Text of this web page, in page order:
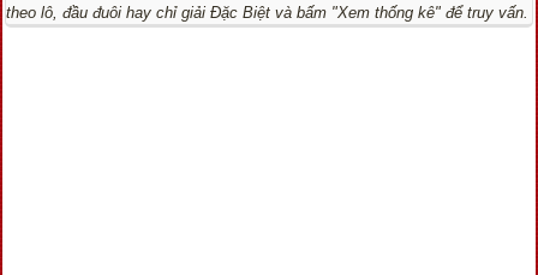
theo lô, đầu đuôi hay chỉ giải Đặc Biệt và bấm "Xem thống kê" để truy vấn.